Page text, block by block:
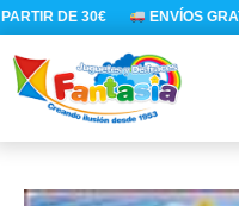
Ir
al
contenido
DE 30€ ENVÍOS